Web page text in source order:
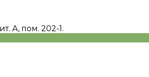
А, пом. 202-1.